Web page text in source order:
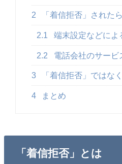
2 「着信拒否」された
2.1 端末設定などによ
2.2 電話会社のサー
3 「着信拒否」ではな
4 まとめ
「着信拒否」とは